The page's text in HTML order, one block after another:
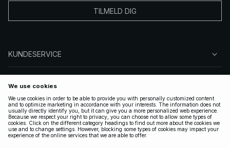
TILMELD DIG
KUNDESERVICE
FØLG OSS
LOVLIG